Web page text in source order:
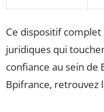
Ce dispositif
juridiques qui
confiance au sein de
Bpifrance, retrouvez